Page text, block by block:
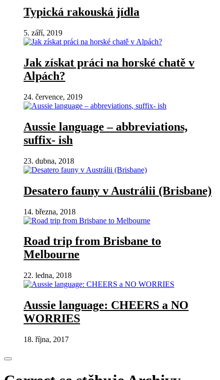
Typická rakouská jídla
5. září, 2019
Jak získat práci na horské chatě v
Alpách?
24. července, 2019
Aussie language – abbreviations,
suffix- ish
23. dubna, 2018
Desatero fauny v Austrálii (Brisbane)
14. března, 2018
Road trip from Brisbane to
Melbourne
22. ledna, 2018
Aussie language: CHEERS a NO
WORRIES
18. října, 2017